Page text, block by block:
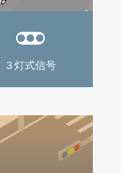
３灯式信号